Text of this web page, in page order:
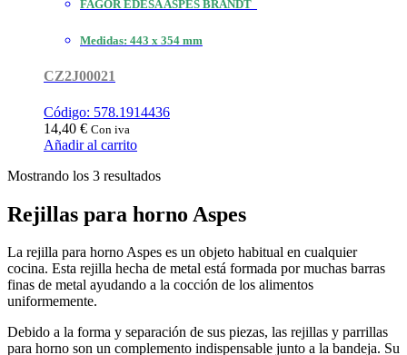
FAGOR EDESA ASPES BRANDT
Medidas: 443 x 354 mm
CZ2J00021
Código: 578.1914436
14,40 € Con iva
Añadir al carrito
Mostrando los 3 resultadosOrdenado
popularidad
Rejillas para horno Aspes
La rejilla para horno Aspes es un objeto habitual en cualquier
cocina. Esta rejilla hecha de metal está formada por muchas barras
finas de metal ayudando a la cocción de los alimentos
uniformemente.
Debido a la forma y separación de sus piezas, las rejillas y parrillas
para horno son un complemento indispensable junto a la bandeja. Su